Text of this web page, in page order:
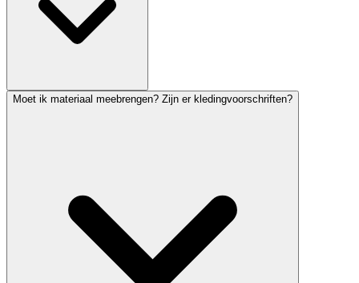
Moet ik materiaal meebrengen? Zijn er kledingvoorschriften?